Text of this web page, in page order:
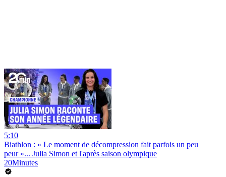
5:10
Biathlon : « Le moment de décompression fait parfois un peu
peur »... Julia Simon et l'après saison olympique
20Minutes